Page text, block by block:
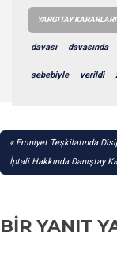
YARGITAY KARARLARI
davası davasında
sebebiyle verildi
YAZI
GEZINMESI
Emniyet Teşkilatında
İptali Hakkında Danıştay
BIR YANIT